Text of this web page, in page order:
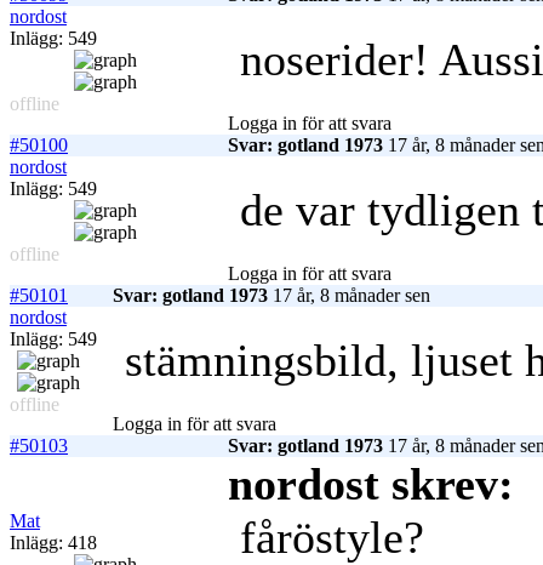
nordost
Inlägg: 549
offline
noserider!
Logga in för att svara
#50100
Svar: gotland 1973 17 år, 8 månader
nordost
Inlägg: 549
offline
de var tydligen
Logga in för att svara
#50101
Svar: gotland 1973 17 år, 8 månader sen
nordost
Inlägg: 549
offline
stämningsbild, ljuset
Logga in för att svara
#50103
Svar: gotland 1973 17 år, 8 månader
Mat
Inlägg: 418
nordost skrev:
fåröstyle?